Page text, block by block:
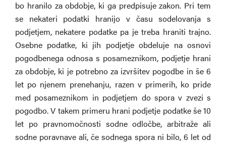
bo hranilo za obdobje, ki ga predpisuje zakon. Pri tem
se nekateri podatki hranijo v času sodelovanja s
podjetjem, nekatere podatke pa je treba hraniti trajno.
Osebne podatke, ki jih podjetje obdeluje na osnovi
pogodbenega odnosa s posameznikom, podjetje hrani
za obdobje, ki je potrebno za izvršitev pogodbe in še 6
let po njenem prenehanju, razen v primerih, ko pride
med posameznikom in podjetjem do spora v zvezi s
pogodbo. V takem primeru hrani podjetje podatke še 10
let po pravnomočnosti sodne odločbe, arbitraže ali
sodne poravnave ali, če sodnega spora ni bilo, 6 let od